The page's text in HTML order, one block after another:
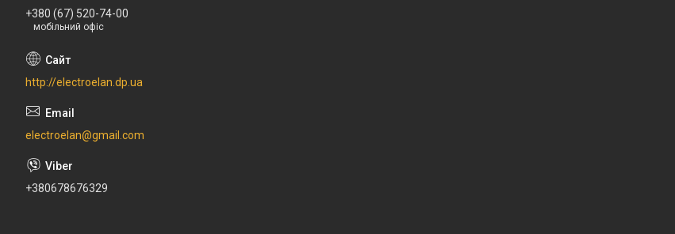
+380 (67) 520-74-00
мобільний офіс
http://electroelan.dp.ua
electroelan@gmail.com
+380678676329